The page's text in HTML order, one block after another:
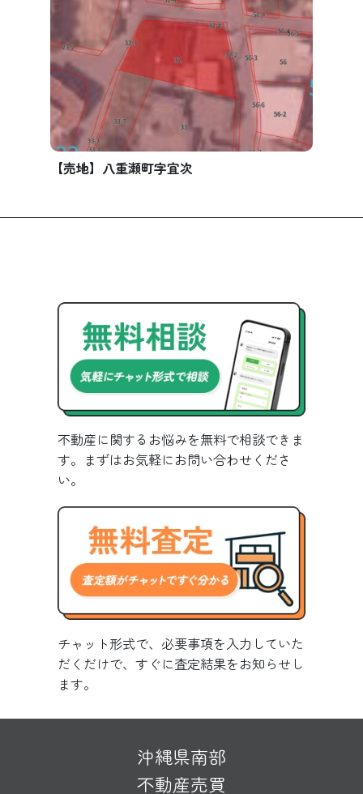
【売地】八重瀬町字宜次
不動産に関するお悩みを無料で相談できま
す。まずはお気軽にお問い合わせくださ
い。
チャット形式で、必要事項を入力していた
だくだけで、すぐに査定結果をお知らせし
ます。
沖縄県南部
不動産売買